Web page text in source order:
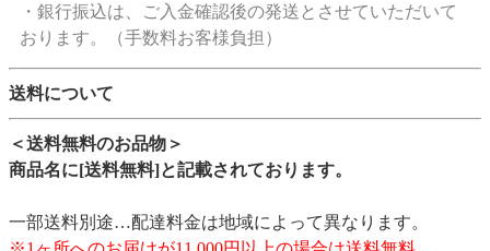
・銀行振込は、ご入金確認後の発送とさせていただいて
おります。（手数料お客様負担）
送料について
＜送料無料のお品物＞
商品名に[送料無料]と記載されております。
一部送料別途…配達料金は地域によって異なります。